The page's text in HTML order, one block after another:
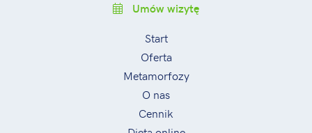
Umów wizytę
Start
Oferta
Metamorfozy
O nas
Cennik